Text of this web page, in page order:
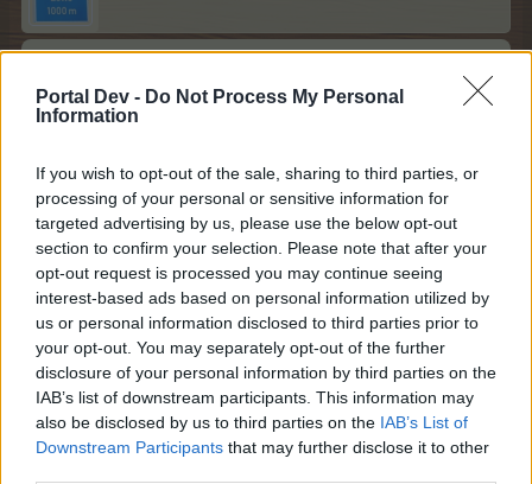
Portal Dev - Do Not Process My Personal
Information
If you wish to opt-out of the sale, sharing to third parties, or
processing of your personal or sensitive information for
targeted advertising by us, please use the below opt-out
section to confirm your selection. Please note that after your
opt-out request is processed you may continue seeing
interest-based ads based on personal information utilized by
us or personal information disclosed to third parties prior to
your opt-out. You may separately opt-out of the further
disclosure of your personal information by third parties on the
IAB’s list of downstream participants. This information may
also be disclosed by us to third parties on the IAB’s List of
Downstream Participants that may further disclose it to other
Ich werde zwar nicht so oft gelesen (denk ich mal) aber
ich habe diesen Thread hier mal in meiner Sig verlinkt ....
wäre super wenn viele das auch machen würden *kleine
lotte27.,nephtise ,schnubsund22 anderengefällt dies.
]Spartacus[
Wollte mich eben als Spender Typisieren lassen, darf
leider auch hier nicht ein Leben retten, frage mich echt
vor was die Angst haben, ein Mensch mit Diabetes kann
uralt werden (richtiger Einstellung) mit Krebs leider nicht